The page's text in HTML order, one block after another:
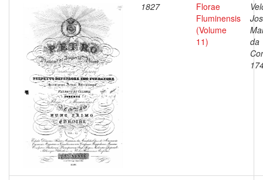
1827
Florae
Fluminensis
(Volume
11)
da